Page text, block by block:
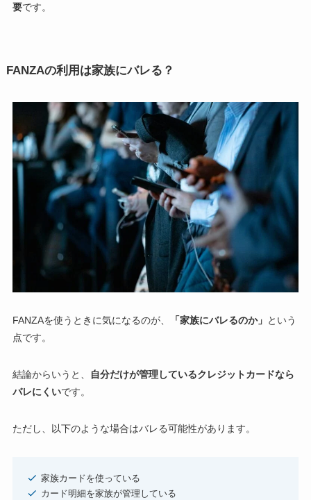
要です。
FANZAの利用は家族にバレる？
FANZAを使うときに気になるのが、 「家族にバレるのか」 という
点です。
結論からいうと、
自分だけが管理しているクレジットカードなら
バレにくいです。
ただし、以下のような場合はバレる可能性があります。
家族カードを使っている
カード明細を家族が管理している